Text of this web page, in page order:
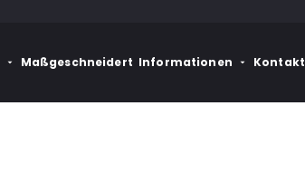
Maßgeschneidert Informationen Kontakt